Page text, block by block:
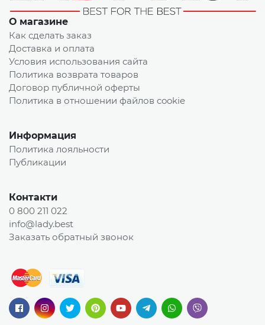
О магазине
Как сделать заказ
Доставка и оплата
Условия использования сайта
Политика возврата товаров
Договор публичной оферты
Политика в отношении файлов cookie
Информация
Политика лояльности
Публикации
Контакти
0 800 211 022
info@lady.best
Заказать обратный звонок